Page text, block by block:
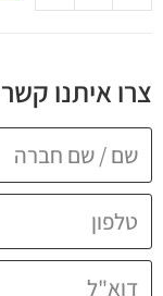
צרו איתנו